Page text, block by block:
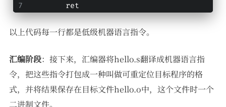
	ret
以上代码每一行都是低级机器语言指令。
汇编阶段：接下来，汇编器将hello.s翻译成机器语言指
令，把这些指令打包成一种叫做可重定位目标程序的格
式，并将结果保存在目标文件hello.o中，这个文件时一个
二进制文件。